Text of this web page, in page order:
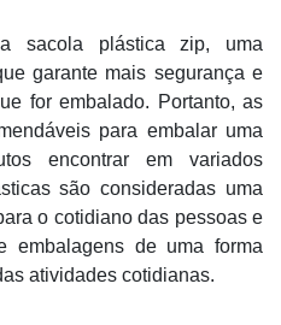
sacola plástica zip, uma
garante mais segurança e
for embalado. Portanto, as
para embalar uma
encontrar em variados
são consideradas uma
o cotidiano das pessoas e
embalagens de uma forma
atividades cotidianas.